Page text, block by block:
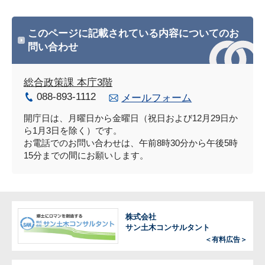
このページに記載されている内容についてのお
問い合わせ
総合政策課 本庁3階
088-893-1112
メールフォーム
開庁日は、月曜日から金曜日（祝日および12月29日か
ら1月3日を除く）です。
お電話でのお問い合わせは、午前8時30分から午後5時
15分までの間にお願いします。
株式会社
サン土木コンサルタント
＜有料広告＞